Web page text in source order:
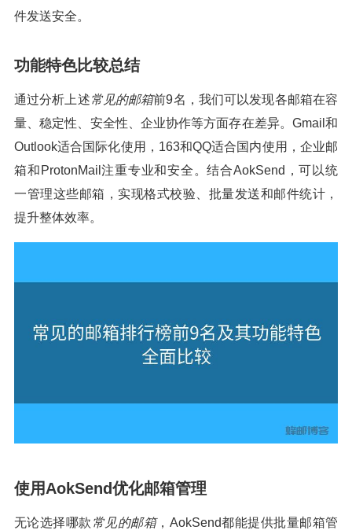
件发送安全。
功能特色比较总结
通过分析上述常见的邮箱前9名，我们可以发现各邮箱在容
量、稳定性、安全性、企业协作等方面存在差异。Gmail和
Outlook适合国际化使用，163和QQ适合国内使用，企业邮
箱和ProtonMail注重专业和安全。结合AokSend，可以统
一管理这些邮箱，实现格式校验、批量发送和邮件统计，
提升整体效率。
使用AokSend优化邮箱管理
无论选择哪款 常见的邮箱，AokSend都能提供批量邮箱管